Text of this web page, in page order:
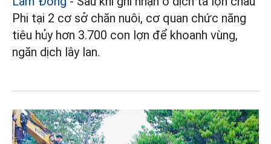
Phi tại 2 cơ sở chăn nuôi, cơ quan chức năng
tiêu hủy hơn 3.700 con lợn để khoanh vùng,
ngăn dịch lây lan.